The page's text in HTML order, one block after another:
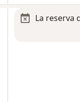
La reserva